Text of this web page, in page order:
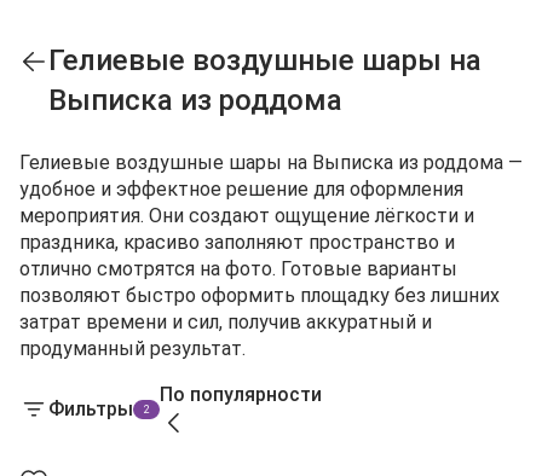
Гелиевые воздушные шары на
Выписка из роддома
Гелиевые воздушные шары на Выписка из роддома —
удобное и эффектное решение для оформления
мероприятия. Они создают ощущение лёгкости и
праздника, красиво заполняют пространство и
отлично смотрятся на фото. Готовые варианты
позволяют быстро оформить площадку без лишних
затрат времени и сил, получив аккуратный и
продуманный результат.
Фильтры 2
По популярности